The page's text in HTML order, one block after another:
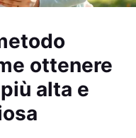
ottenere
alta e